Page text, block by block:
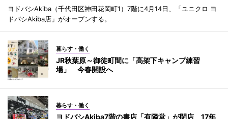
ヨドバシAkiba（千代田区神田花岡町1）7階に4月14日、「ユニクロ ヨ
ドバシAkiba店」がオープンする。
暮らす・働く
JR秋葉原～御徒町間に「高架下キャンプ練習
場」 今春開設へ
暮らす・働く
ヨドバシAkiba7階の書店「有隣堂」が閉店 17年